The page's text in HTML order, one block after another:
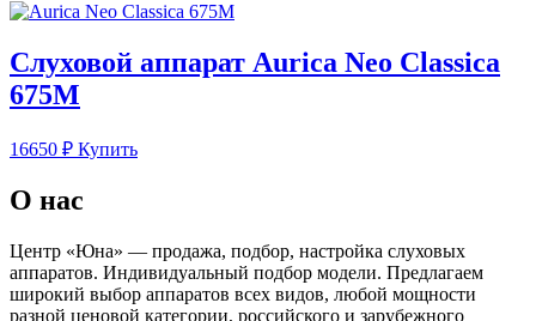
Слуховой аппарат Aurica Neo Classica
675M
16650 ₽ Купить
О нас
Центр «Юна» — продажа, подбор, настройка слуховых
аппаратов. Индивидуальный подбор модели. Предлагаем
широкий выбор аппаратов всех видов, любой мощности
разной ценовой категории, российского и зарубежного